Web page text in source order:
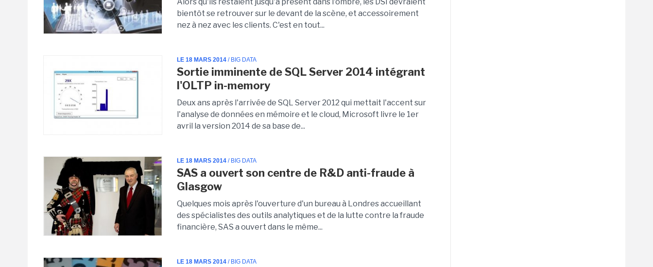
bientôt se retrouver sur le devant de la scène, et accessoirement
nez à nez avec les clients. C'est en tout...
LE 18 MARS 2014 / BIG DATA
Sortie imminente de SQL Server 2014 intégrant
l'OLTP in-memory
Deux ans après l'arrivée de SQL Server 2012 qui mettait l'accent sur
l'analyse de données en mémoire et le cloud, Microsoft livre le 1er
avril la version 2014 de sa base de...
LE 18 MARS 2014 / BIG DATA
SAS a ouvert son centre de R&D anti-fraude à
Glasgow
Quelques mois après l'ouverture d'un bureau à Londres accueillant
des spécialistes des outils analytiques et de la lutte contre la fraude
financière, SAS a ouvert dans le même...
LE 18 MARS 2014 / BIG DATA